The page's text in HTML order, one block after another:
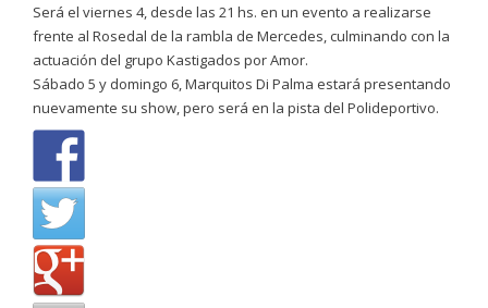
Será el viernes 4, desde las 21 hs. en un evento a realizarse
frente al Rosedal de la rambla de Mercedes, culminando con la
actuación del grupo Kastigados por Amor.
Sábado 5 y domingo 6, Marquitos Di Palma estará presentando
nuevamente su show, pero será en la pista del Polideportivo.